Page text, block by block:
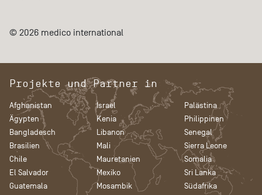
© 2026 medico international
Projekte und Partner in
Afghanistan
Ägypten
Bangladesch
Brasilien
Chile
El Salvador
Guatemala
Israel
Kenia
Libanon
Mali
Mauretanien
Mexiko
Mosambik
Palästina
Philippinen
Senegal
Sierra Leone
Somalia
Sri Lanka
Südafrika